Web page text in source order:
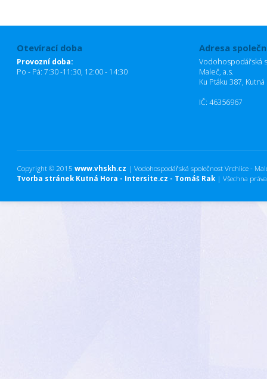
Otevírací doba
Provozní doba:
Po - Pá: 7:30 -11:30, 12:00 - 14:30
Adresa
Vodohospodářská
Maleč, a.s.
Ku Ptáku 387,
IČ: 46356967
Copyright © 2015 www.vhskh.cz | Vodohospodářská společnost Vrchlice -
Tvorba stránek Kutná Hora - Intersite.cz - Tomáš Rak | Všechna